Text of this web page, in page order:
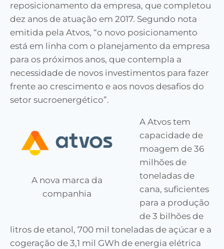
reposicionamento da empresa, que completou
dez anos de atuação em 2017. Segundo nota
emitida pela Atvos, “o novo posicionamento
está em linha com o planejamento da empresa
para os próximos anos, que contempla a
necessidade de novos investimentos para fazer
frente ao crescimento e aos novos desafios do
setor sucroenergético”.
A nova marca da
companhia
A Atvos tem
capacidade de
moagem de 36
milhões de
toneladas de
cana, suficientes
para a produção
de 3 bilhões de
litros de etanol, 700 mil toneladas de açúcar e a
cogeração de 3,1 mil GWh de energia elétrica